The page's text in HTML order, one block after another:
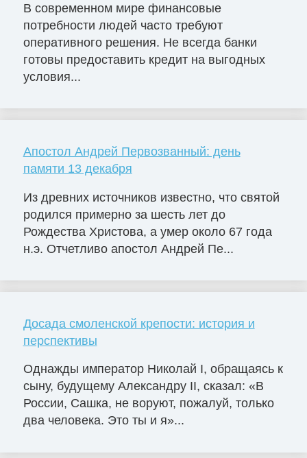
В современном мире финансовые
потребности людей часто требуют
оперативного решения. Не всегда банки
готовы предоставить кредит на выгодных
условия...
Апостол Андрей Первозванный: день
памяти 13 декабря
Из древних источников известно, что святой
родился примерно за шесть лет до
Рождества Христова, а умер около 67 года
н.э. Отчетливо апостол Андрей Пе...
Досада смоленской крепости: история и
перспективы
Однажды император Николай I, обращаясь к
сыну, будущему Александру II, сказал: «В
России, Сашка, не воруют, пожалуй, только
два человека. Это ты и я»...